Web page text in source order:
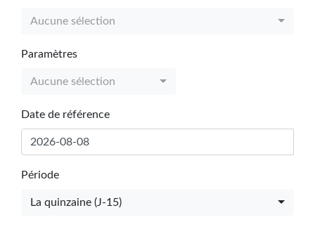
Aucune sélection
Paramètres
Aucune sélection
Date de référence
Période
La quinzaine (J-15)